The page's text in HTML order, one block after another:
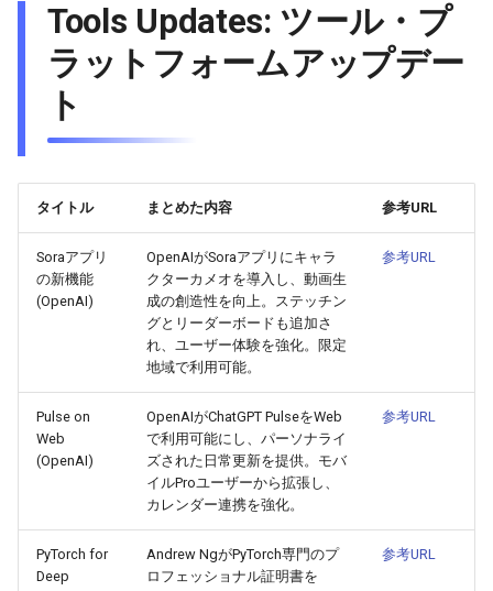
2026-03-14
2026-03-13
2026-03-10
2026-03-09
2026-03-08
2026-03-07
2026-03-06
2026-03-05
2026-03-04
2025-08-25
2025-08-24
2025-08-21
2025-08-20
2025-08-19
2025-08-18
2025-08-17
2025-08-16
2025-08-15
2026-03-14
2026-03-13
2026-03-12
2026-03-10
2026-03-09
2026-03-07
2026-03-06
2026-03-04
2026-03-11
2026-03-10
2026-03-07
2026-03-06
2026-03-05
2026-03-04
2026-03-03
2026-03-02
2026-03-01
2026-03-10
2026-03-09
2026-03-06
2026-03-05
2026-03-04
2026-03-03
2026-03-02
2026-03-01
2026-02-28
Tools Updates: ツール・プ
ラットフォームアップデー
ト
タイトル まとめた内容 参考URL
Soraアプリ
の新機能
(OpenAI)
OpenAIがSoraアプリにキャラ
クターカメオを導入し、動画生
成の創造性を向上。ステッチン
グとリーダーボードも追加さ
れ、ユーザー体験を強化。限定
地域で利用可能。
参考URL
Pulse on
Web
(OpenAI)
OpenAIがChatGPT PulseをWeb
で利用可能にし、パーソナライ
ズされた日常更新を提供。モバ
イルProユーザーから拡張し、
カレンダー連携を強化。
参考URL
PyTorch for
Deep
Andrew NgがPyTorch専門のプ
ロフェッショナル証明書を
参考URL